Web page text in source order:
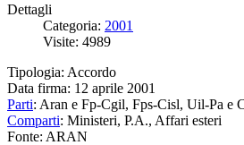
Dettagli
Categoria: 2001
Visite: 4989
Tipologia: Accordo
Data firma: 12 aprile 2001
Parti: Aran e Fp-Cgil, Fps-Cisl, Uil-Pa e
Comparti: Ministeri, P.A., Affari esteri
Fonte: ARAN